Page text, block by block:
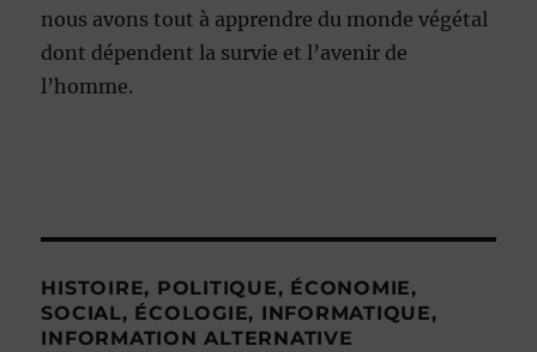
nous avons tout à apprendre du monde végétal
dont dépendent la survie et l’avenir de
l’homme.
HISTOIRE, POLITIQUE, ÉCONOMIE,
SOCIAL, ÉCOLOGIE, INFORMATIQUE,
INFORMATION ALTERNATIVE